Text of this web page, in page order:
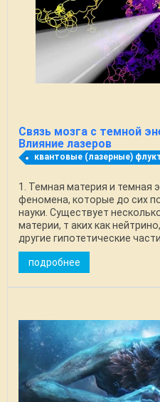
Связь мозга с темной
Влияние лазеров
квантовые (лазерные)
1. Темная материя и темная
феномена, которые до сих
науки. Существует
материи, т аких как
другие гипотетические
подробнее